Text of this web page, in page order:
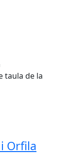
taula de la
Orfila